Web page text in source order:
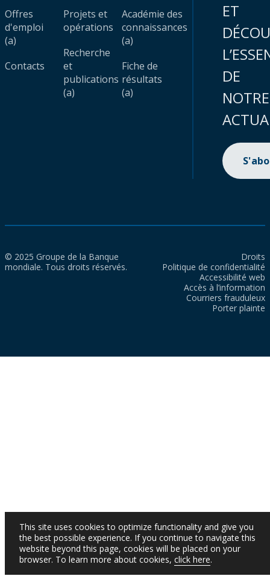
Offres
d'emploi
(a)
Contacts
Projets et
opérations
Recherche
et
publications
(a)
Académie des
connaissances
(a)
Fiche de
résultats
(a)
ET
DE
NOTRE
© 2025 Groupe de la Banque
mondiale. Tous droits réservés.
Droits
Politique de confidentialité
Accessibilité web
Accès à l’information
Courriers frauduleux
Porter plainte
This site uses cookies to optimize functionality and give you
the best possible experience. If you continue to navigate this
website beyond this page, cookies will be placed on your
browser. To learn more about cookies, click here.